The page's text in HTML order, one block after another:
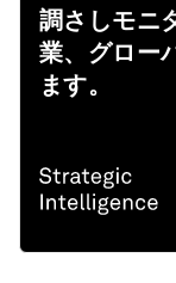
調さしモニ
業、グロー
ます。